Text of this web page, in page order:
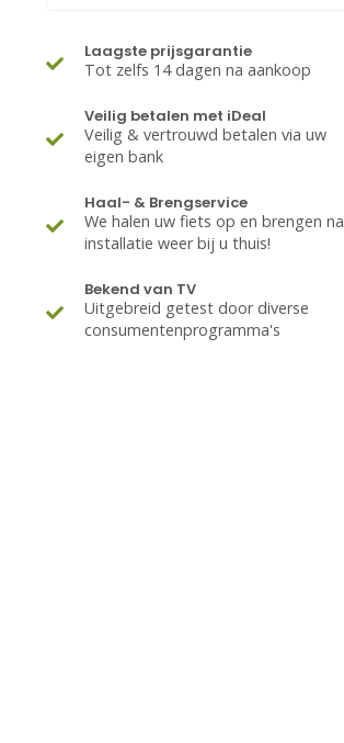
Laagste prijsgarantie
Tot zelfs 14 dagen na aankoop
Veilig betalen met iDeal
Veilig & vertrouwd betalen via uw
eigen bank
Haal- & Brengservice
We halen uw fiets op en brengen na
installatie weer bij u thuis!
Bekend van TV
Uitgebreid getest door diverse
consumentenprogramma's